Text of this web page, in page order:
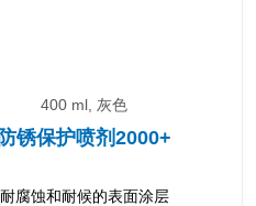
400 ml, 灰色
锈保护喷剂2000+
耐腐蚀和耐候的表面涂层